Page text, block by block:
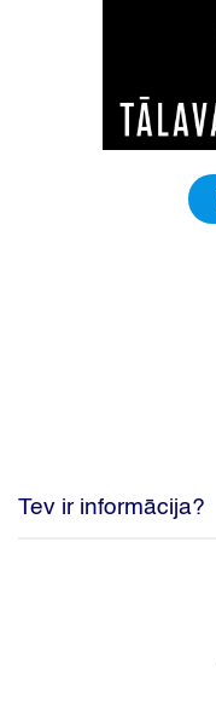
Tev ir informācija?